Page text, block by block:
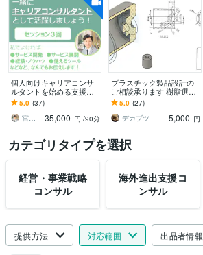
個人向けキャリアコンサ
ルタントを始める支援を
します 起業・独立開業・
副業するためのアドバイ
ス、相談、ノウハウ提供
5.0 (37)
宮内 利亮 キャリアコンサルタント
35,000 円 /90分
プラスチック製品設計の
ご相談承ります 樹脂選
定、起型の際に気をつけ
る事、不具合の起こりに
くい設計等
5.0 (27)
デカブツ
5,000 円
カテゴリタイプを選択
経営・事業戦略
コンサル
海外進出支援コ
ンサル
提供方法 対応範囲 出品者情報